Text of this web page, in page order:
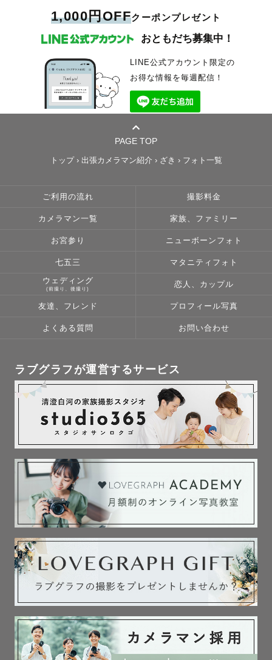
1,000円OFFクーポンプレゼント
おともだち募集中！
LINE公式アカウント限定の
お得な情報を毎週配信！
PAGE TOP
トップ› 出張カメラマン紹介 › ざき › フォト一覧
ご利用の流れ 撮影料金
カメラマン一覧 家族、ファミリー
お宮参り ニューボーンフォト
七五三 マタニティフォト
ウェディング
(前撮り、後撮り)
恋人、カップル
友達、フレンド プロフィール写真
よくある質問 お問い合わせ
ラブグラフが運営するサービス